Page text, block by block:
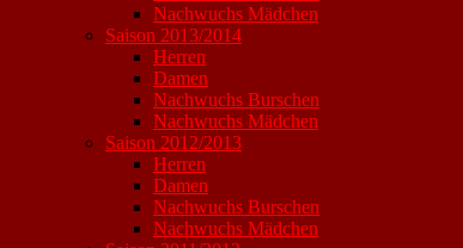
Nachwuchs Mädchen
Saison 2013/2014
Herren
Damen
Nachwuchs Burschen
Nachwuchs Mädchen
Saison 2012/2013
Herren
Damen
Nachwuchs Burschen
Nachwuchs Mädchen